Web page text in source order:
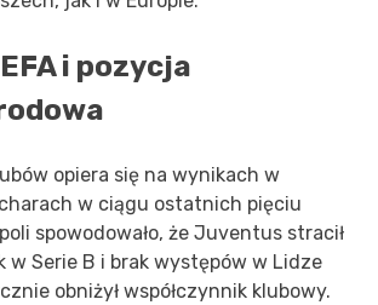
i pozycja
opiera się na wynikach w
w ciągu ostatnich pięciu
spowodowało, że Juventus stracił
w Serie B i brak występów w Lidze
obniżył współczynnik klubowy.